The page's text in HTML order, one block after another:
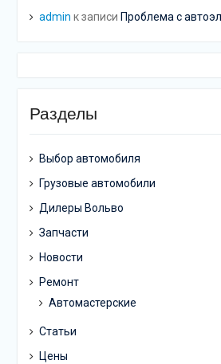
admin к записи Проблема с
Разделы
Выбор автомобиля
Грузовые автомобили
Дилеры Вольво
Запчасти
Новости
Ремонт
Автомастерские
Статьи
Цены